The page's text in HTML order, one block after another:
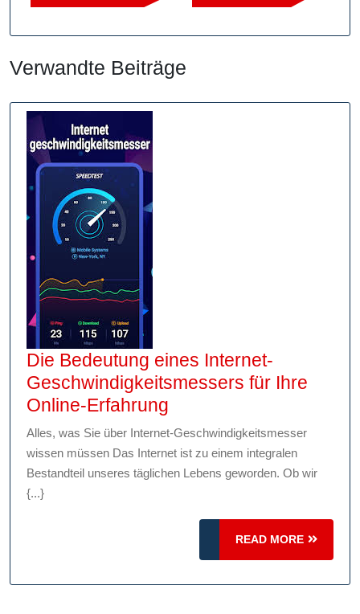
Verwandte Beiträge
Die Bedeutung eines Internet-
Geschwindigkeitsmessers für Ihre
Online-Erfahrung
Bedeutung
eines
Internet-
Online-
Erfahrung
Alles, was Sie über Internet-Geschwindigkeitsmesser
wissen müssen Das Internet ist zu einem integralen
Bestandteil unseres täglichen Lebens geworden. Ob wir
{...}
READ MORE
READ
MORE